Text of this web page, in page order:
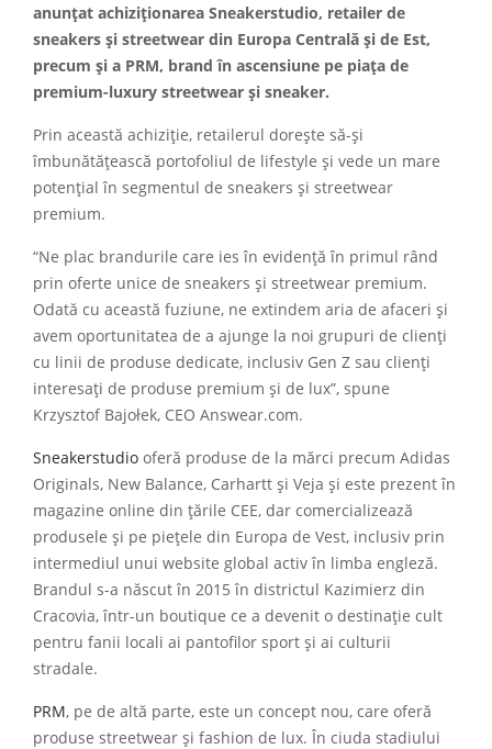
anunțat achiziționarea Sneakerstudio, retailer de
sneakers și streetwear din Europa Centrală și de Est,
precum și a PRM, brand în ascensiune pe piața de
premium-luxury streetwear și sneaker.
Prin această achiziție, retailerul dorește să-și
îmbunătățească portofoliul de lifestyle și vede un mare
potențial în segmentul de sneakers și streetwear
premium.
“Ne plac brandurile care ies în evidență în primul rând
prin oferte unice de sneakers și streetwear premium.
Odată cu această fuziune, ne extindem aria de afaceri și
avem oportunitatea de a ajunge la noi grupuri de clienți
cu linii de produse dedicate, inclusiv Gen Z sau clienți
interesați de produse premium și de lux”, spune
Krzysztof Bajołek, CEO Answear.com.
Sneakerstudio oferă produse de la mărci precum Adidas
Originals, New Balance, Carhartt și Veja și este prezent în
magazine online din țările CEE, dar comercializează
produsele și pe piețele din Europa de Vest, inclusiv prin
intermediul unui website global activ în limba engleză.
Brandul s-a născut în 2015 în districtul Kazimierz din
Cracovia, într-un boutique ce a devenit o destinație cult
pentru fanii locali ai pantofilor sport și ai culturii
stradale.
PRM, pe de altă parte, este un concept nou, care oferă
produse streetwear și fashion de lux. În ciuda stadiului